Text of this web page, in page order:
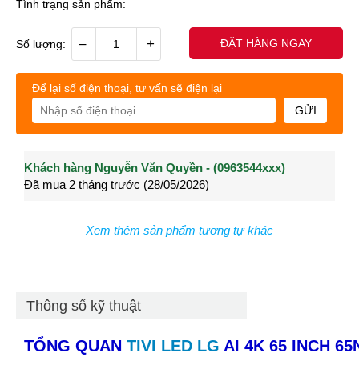
Tình trạng sản phẩm:
Số lượng: – + ĐẶT HÀNG NGAY
Để lại số điện thoại, tư vấn sẽ điện lại
GỬI
Khách hàng Nguyễn Văn Quyền - (0963544xxx)
Đã mua 2 tháng trước (28/05/2026)
Khách hàng Nguyễn Thành Long - (0902021xxx)
Đã mua 3 tháng trước (27/04/2026)
Xem thêm sản phẩm tương tự khác
Thông số kỹ thuật
TỔNG QUAN TIVI LED LG AI 4K 65 INCH